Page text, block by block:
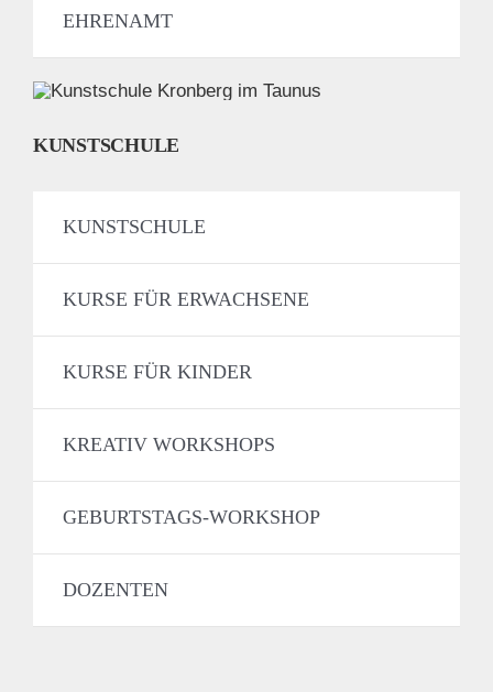
EHRENAMT
KUNSTSCHULE
KUNSTSCHULE
KURSE FÜR ERWACHSENE
KURSE FÜR KINDER
KREATIV WORKSHOPS
GEBURTSTAGS-WORKSHOP
DOZENTEN